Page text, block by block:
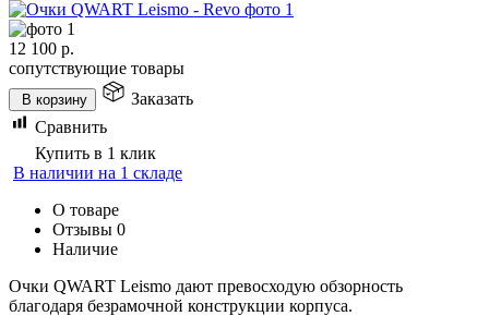
12 100 р.
сопутствующие товары
В корзину
Заказать
Сравнить
Купить в 1 клик
В наличии на 1 складе
О товаре
Отзывы 0
Наличие
Очки QWART Leismo дают превосходую обзорность
благодаря безрамочной конструкции корпуса.